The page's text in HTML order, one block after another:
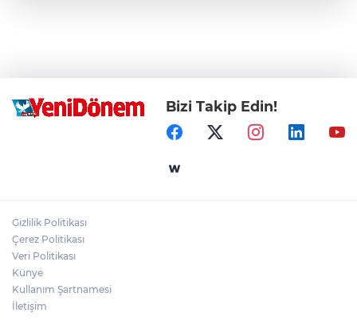
Bizi Takip Edin!
Gizlilik Politikası
Çerez Politikası
Veri Politikası
Künye
Kullanım Şartnamesi
İletişim